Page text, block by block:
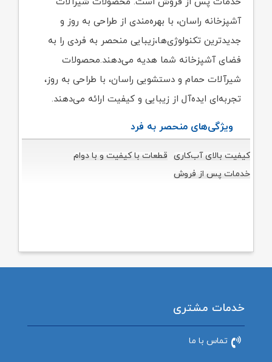
آشپزخانه راسان، با بهره‌مندی از طراحی به روز و
جدیدترین تکنولوژی‌ها،زیبایی منحصر به فردی را به
فضای آشپزخانه شما هدیه می‌دهند.محصولات
شیرآلات حمام و دستشویی راسان، با طراحی به روز،
تجربه‌ای ایده‌آل از زیبایی و کیفیت ارائه می‌دهند.
ویژگی‌های منحصر به فرد
کیفیت بالای آب‌کاری قطعات با کیفیت و با دوام
خدمات پس از فروش
خدمات مشتری
تماس با ما